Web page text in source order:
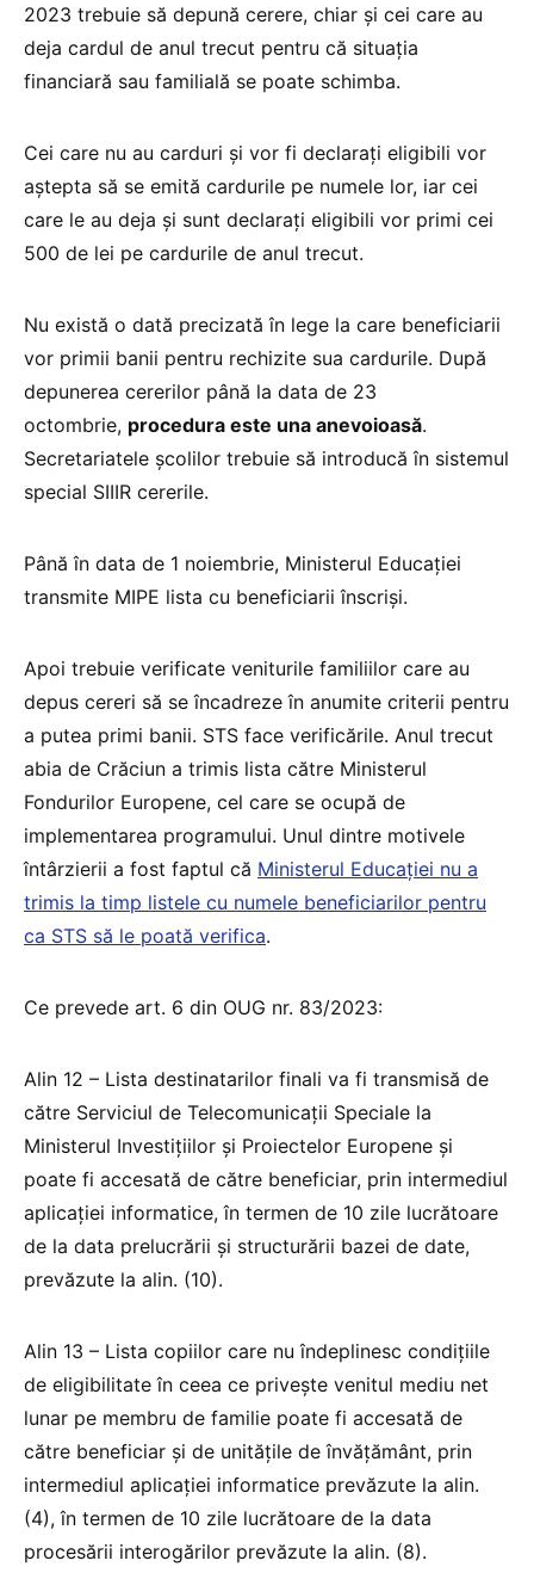
2023 trebuie să depună cerere, chiar și cei care au
deja cardul de anul trecut pentru că situația
financiară sau familială se poate schimba.
Cei care nu au carduri și vor fi declarați eligibili vor
aștepta să se emită cardurile pe numele lor, iar cei
care le au deja și sunt declarați eligibili vor primi cei
500 de lei pe cardurile de anul trecut.
Nu există o dată precizată în lege la care beneficiarii
vor primii banii pentru rechizite sua cardurile. După
depunerea cererilor până la data de 23
octombrie, procedura este una anevoioasă.
Secretariatele școlilor trebuie să introducă în sistemul
special SIIIR cererile.
Până în data de 1 noiembrie, Ministerul Educației
transmite MIPE lista cu beneficiarii înscriși.
Apoi trebuie verificate veniturile familiilor care au
depus cereri să se încadreze în anumite criterii pentru
a putea primi banii. STS face verificările. Anul trecut
abia de Crăciun a trimis lista către Ministerul
Fondurilor Europene, cel care se ocupă de
implementarea programului. Unul dintre motivele
întârzierii a fost faptul că Ministerul Educației nu a
trimis la timp listele cu numele beneficiarilor pentru
ca STS să le poată verifica.
Ce prevede art. 6 din OUG nr. 83/2023:
Alin 12 – Lista destinatarilor finali va fi transmisă de
către Serviciul de Telecomunicații Speciale la
Ministerul Investițiilor și Proiectelor Europene și
poate fi accesată de către beneficiar, prin intermediul
aplicației informatice, în termen de 10 zile lucrătoare
de la data prelucrării și structurării bazei de date,
prevăzute la alin. (10).
Alin 13 – Lista copiilor care nu îndeplinesc condițiile
de eligibilitate în ceea ce privește venitul mediu net
lunar pe membru de familie poate fi accesată de
către beneficiar și de unitățile de învățământ, prin
intermediul aplicației informatice prevăzute la alin.
(4), în termen de 10 zile lucrătoare de la data
procesării interogărilor prevăzute la alin. (8).